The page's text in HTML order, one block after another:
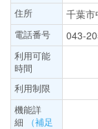
住所 千葉市
電話番号 043-
利用可能
時間
利用制限
機能詳
細
（補足